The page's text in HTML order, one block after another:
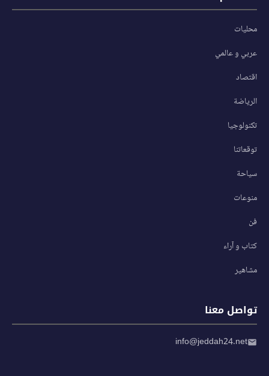
محليات
عربي و عالمي
اقتصاد
الرياضة
تكنولوجيا
توقعاتنا
سياحة
منوعات
فن
كتاب و آراء
مشاهير
تواصل معنا
info@jeddah24.net